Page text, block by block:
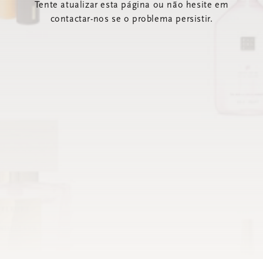
Tente atualizar esta página ou não hesite em
contactar-nos se o problema persistir.